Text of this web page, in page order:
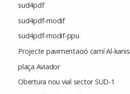
sud4pdf
sud4pdf-modif
sud4pdf-modif-ppu
Projecte pavimentació camí Al-kanis
plaça Aviador
Obertura nou vial sector SUD-1